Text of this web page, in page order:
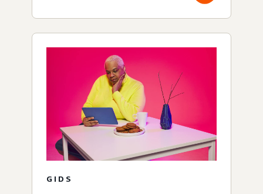
GIDS